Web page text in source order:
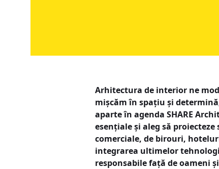
Arhitectura de interior ne
mișcăm în spațiu și
aparte în agenda SHARE
esențiale și aleg să
comerciale, de birouri,
integrarea ultimelor
responsabile față de oameni